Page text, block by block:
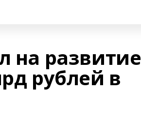
на развитие
рублей в